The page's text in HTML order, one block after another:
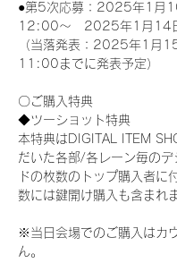
●第5次応募：2025年1月
12:00～　2025年1月14
（当落発表：2025年1月15
11:00までに発表予定）
〇ご購入特典
◆ツーショット特典
本特典はDIGITAL ITEM
だいた各部/各レーン毎のデ
ドの枚数のトップ購入者に
数には鍵開け購入も含まれ
※当日会場でのご購入はカ
ん。